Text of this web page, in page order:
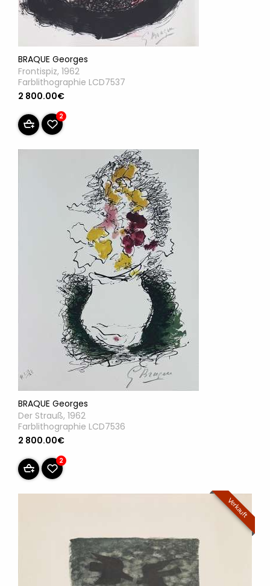
BRAQUE Georges
Frontispiz, 1962
Farblithographie LCD7537
2 800.00€
2
BRAQUE Georges
Der Strauß, 1962
Farblithographie LCD7536
2 800.00€
2
Verkauft